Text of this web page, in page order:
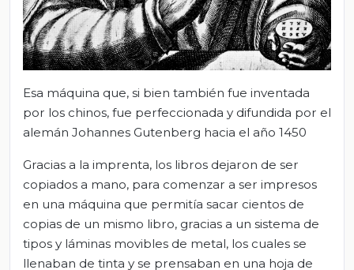
Esa máquina que, si bien también fue inventada
por los chinos, fue perfeccionada y difundida por el
alemán Johannes Gutenberg hacia el año 1450
Gracias a la imprenta, los libros dejaron de ser
copiados a mano, para comenzar a ser impresos
en una máquina que permitía sacar cientos de
copias de un mismo libro, gracias a un sistema de
tipos y láminas movibles de metal, los cuales se
llenaban de tinta y se prensaban en una hoja de